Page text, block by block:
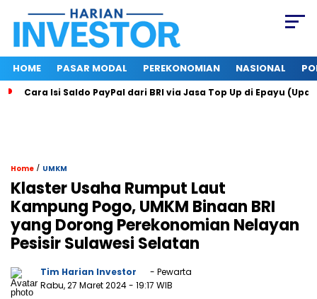
HOME PASAR MODAL PEREKONOMIAN NASIONAL
Cara Isi Saldo PayPal dari BRI via Jasa Top Up di Epayu
Home / UMKM
Klaster Usaha Rumput Laut
Kampung Pogo, UMKM Binaan BRI
yang Dorong Perekonomian Nelayan
Pesisir Sulawesi Selatan
Tim Harian Investor
- Pewarta
Rabu, 27 Maret 2024- 19:17 WIB